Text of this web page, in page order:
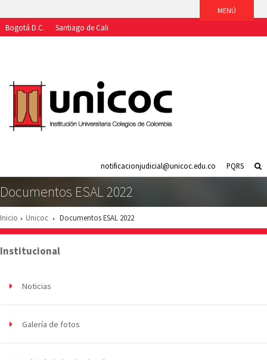
Bogotá D.C.
Santiago de Cali
PQRS
notificacionjudicial@unicoc.edu.co
Documentos ESAL 2022
Inicio Unicoc Documentos ESAL 2022
Institucional
Noticias
Galería de fotos